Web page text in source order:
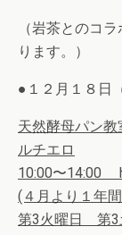
（岩茶とのコ
ります。）
●１２月１８日
天然酵母パン
ルチエロ
10:00〜14:00
(４月より１年
第3火曜日 第3